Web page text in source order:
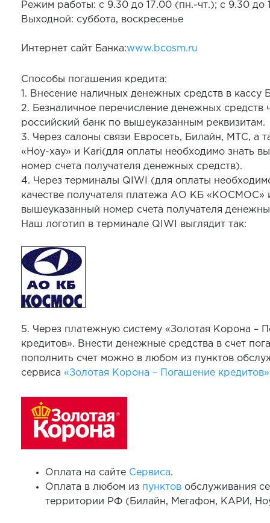
Режим работы: с 9.30 до 17.00 (пн.-чт.); с 9.30 до
Выходной: суббота, воскресенье
Интернет сайт Банка:www.bcosm.ru
Способы погашения кредита:
1. Внесение наличных денежных средств в кассу
2. Безналичное перечисление денежных средств
российский банк по вышеуказанным реквизитам.
3. Через салоны связи Евросеть, Билайн, МТС, а
«Ноу-хау» и Kari(для оплаты необходимо знать
номер счета получателя денежных средств).
4. Через терминалы QIWI (для оплаты
качестве получателя платежа АО КБ «КОСМОС»
вышеуказанный номер счета получателя
Наш логотип в терминале QIWI выглядит так:
5. Через платежную систему «Золотая Корона –
кредитов». Внести денежные средства в счет
пополнить счет можно в любом из пунктов
сервиса «Золотая Корона – Погашение кредитов»
Оплата на сайте Сервиса.
Оплата в любом из пунктов обслуживания
территории РФ (Билайн, Мегафон, КАРИ,